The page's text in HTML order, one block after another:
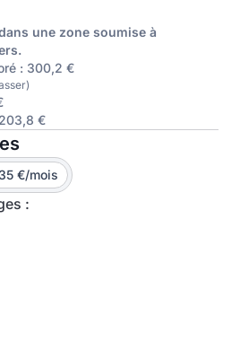
une zone soumise à
: 300,2 €
€
€/mois
: